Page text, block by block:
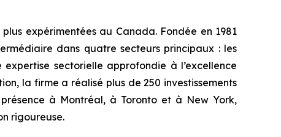
expérimentées au Canada. Fondée en 1981
dans quatre secteurs principaux : les
sectorielle approfondie à l’excellence
la firme a réalisé plus de 250 investissements
à Montréal, à Toronto et à New York,
rigoureuse.